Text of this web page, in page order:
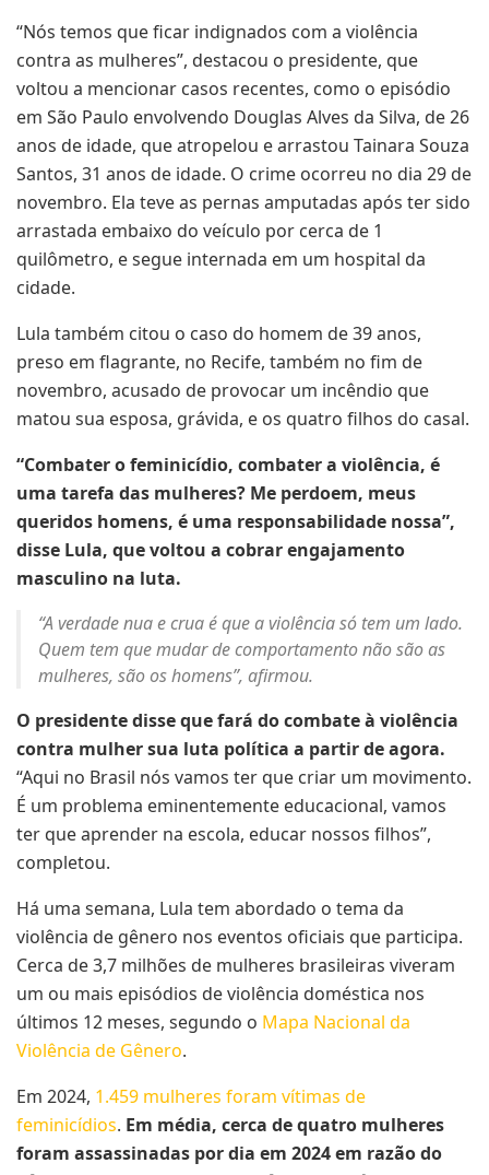
“Nós temos que ficar indignados com a violência
contra as mulheres”, destacou o presidente, que
voltou a mencionar casos recentes, como o episódio
em São Paulo envolvendo Douglas Alves da Silva, de 26
anos de idade, que atropelou e arrastou Tainara Souza
Santos, 31 anos de idade. O crime ocorreu no dia 29 de
novembro. Ela teve as pernas amputadas após ter sido
arrastada embaixo do veículo por cerca de 1
quilômetro, e segue internada em um hospital da
cidade.
Lula também citou o caso do homem de 39 anos,
preso em flagrante, no Recife, também no fim de
novembro, acusado de provocar um incêndio que
matou sua esposa, grávida, e os quatro filhos do casal.
“Combater o feminicídio, combater a violência, é
uma tarefa das mulheres? Me perdoem, meus
queridos homens, é uma responsabilidade nossa”,
disse Lula, que voltou a cobrar engajamento
masculino na luta.
“A verdade nua e crua é que a violência só tem um lado.
Quem tem que mudar de comportamento não são as
mulheres, são os homens”, afirmou.
O presidente disse que fará do combate à violência
contra mulher sua luta política a partir de agora.
“Aqui no Brasil nós vamos ter que criar um movimento.
É um problema eminentemente educacional, vamos
ter que aprender na escola, educar nossos filhos”,
completou.
Há uma semana, Lula tem abordado o tema da
violência de gênero nos eventos oficiais que participa.
Cerca de 3,7 milhões de mulheres brasileiras viveram
um ou mais episódios de violência doméstica nos
últimos 12 meses, segundo o Mapa Nacional da
Violência de Gênero.
Em 2024, 1.459 mulheres foram vítimas de
feminicídios. Em média, cerca de quatro mulheres
foram assassinadas por dia em 2024 em razão do